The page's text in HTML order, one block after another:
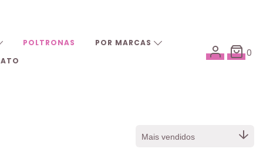
POLTRONAS
POR MARCAS
0